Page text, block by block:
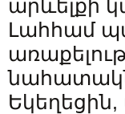
արևելքի
Լահհամ